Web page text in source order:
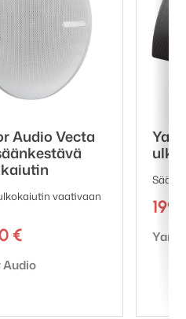
Audio Vecta
vaativaan
€